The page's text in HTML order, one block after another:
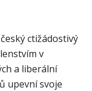
ctižádostivý
v
a liberální
upevní svoje